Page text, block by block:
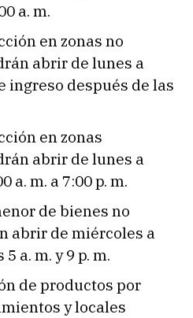
a. m.
en zonas no
abrir de lunes a
ingreso después de las
en zonas
abrir de lunes a
a. m. a 7:00 p. m.
de bienes no
abrir de miércoles a
a. m. y 9 p. m.
de productos por
y locales